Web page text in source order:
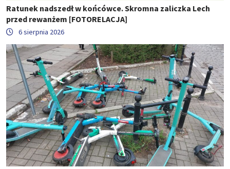
Ratunek nadszedł w końcówce. Skromna zaliczka Lech
przed rewanżem [FOTORELACJA]
6 sierpnia 2026